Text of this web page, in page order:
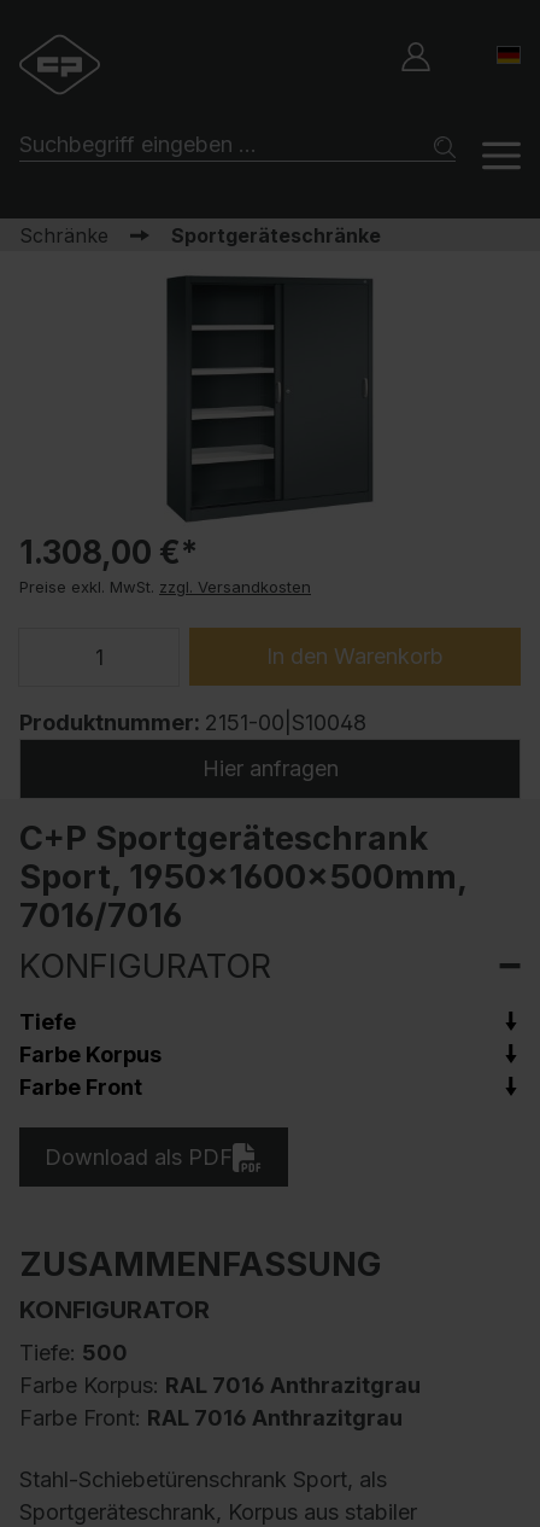
Schränke Sportgeräteschränke
1.308,00 €*
Preise exkl. MwSt. zzgl. Versandkosten
In den Warenkorb
Produktnummer: 2151-00|S10048
Hier anfragen
C+P Sportgeräteschrank
Sport, 1950x1600x500mm,
7016/7016
KONFIGURATOR
Tiefe
Farbe Korpus
Farbe Front
Download als PDF
ZUSAMMENFASSUNG
KONFIGURATOR
Tiefe: 500
Farbe Korpus: RAL 7016 Anthrazitgrau
Farbe Front: RAL 7016 Anthrazitgrau
Stahl-Schiebetürenschrank Sport, als
Sportgeräteschrank, Korpus aus stabiler